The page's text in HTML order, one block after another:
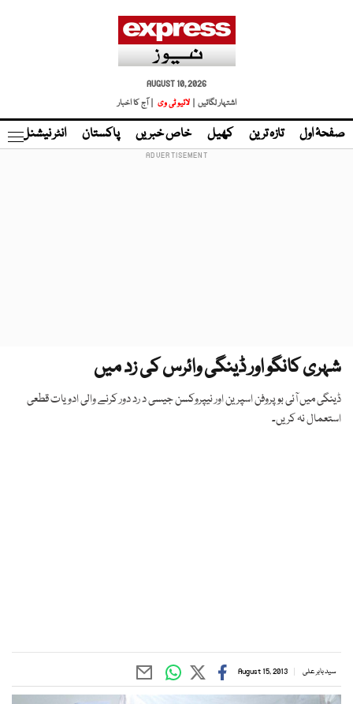
AUGUST 10, 2026
اشتہار لگائیں |
لائیو ٹی وی | آج کا اخبار
صفحۂ اول تازہ ترین کھیل خاص خبریں پاکستان انٹر نیشنل
شہری کانگو اور ڈینگی وائرس کی زد میں
ڈینگی میں آئی بوپروفن اسپرین اور نیپروکسن جیسی د رد دور کرنے والی ادویات قطعی
استعمال نہ کریں۔
سید بابر علی August 15, 2013